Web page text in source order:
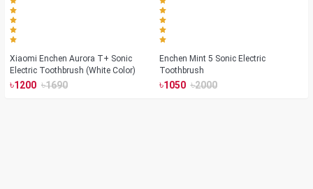
Xiaomi Enchen Aurora T+ Sonic
Electric Toothbrush (White Color)
৳1200 ৳1690
Enchen Mint 5 Sonic Electric
Toothbrush
৳1050 ৳2000